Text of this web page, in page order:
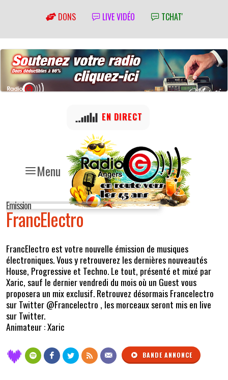
DONS LIVE VIDÉO TCHAT'
Menu
EN DIRECT
Emission
FrancElectro
FrancElectro est votre nouvelle émission de musiques
électroniques. Vous y retrouverez les dernières nouveautés
House, Progressive et Techno. Le tout, présenté et mixé par
Xaric, sauf le dernier vendredi du mois où un Guest vous
proposera un mix exclusif. Retrouvez désormais Francelectro
sur Twitter @Francelectro , les morceaux seront mis en live
sur Twitter.
Animateur : Xaric
BANDE ANNONCE